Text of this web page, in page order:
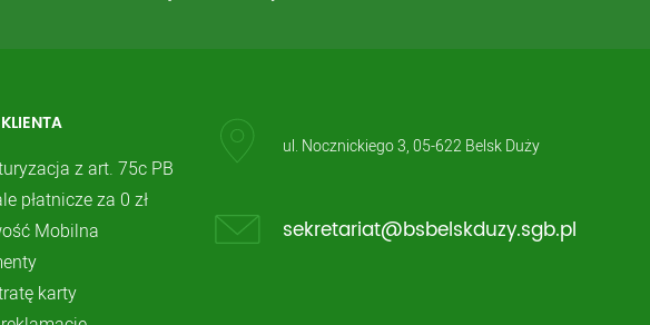
z art. 75c PB
płatnicze za 0 zł
Mobilna
karty
ul. Nocznickiego 3, 05-622 Belsk Duży
sekretariat@bsbelskduzy.sgb.pl